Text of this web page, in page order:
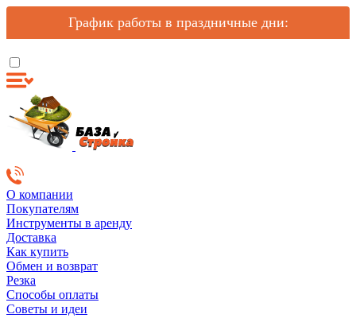
График работы в праздничные дни:
О компании
Покупателям
Инструменты в аренду
Доставка
Как купить
Обмен и возврат
Резка
Способы оплаты
Советы и идеи